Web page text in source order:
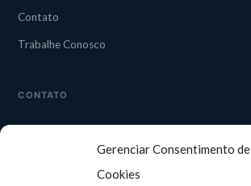
Gerenciar Consentimento de
Cookies
Contato
Trabalhe Conosco
CONTATO
Rua Guapuruvu, 242 — 3° andar
Alphaville, Campinas/SP